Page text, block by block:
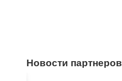
Новости партнеров